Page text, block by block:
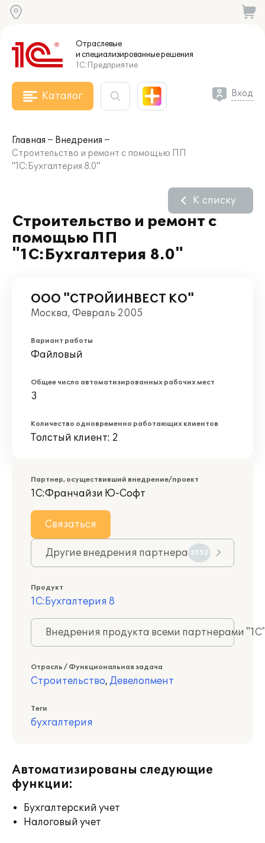
Отраслевые
и специализированныерешения
1С:Предприятие
Каталог Вход
Главная
Внедрения
Строительство и ремонт с помощью ПП
"1С:Бухгалтерия 8.0"
Строительство и ремонт с
помощью ПП
"1С:Бухгалтерия 8.0"
К списку
ООО "СТРОЙИНВЕСТ КО"
Москва, Февраль 2005
Вариант работы
Файловый
Общее число автоматизированных рабочих мест
3
Количество одновременно работающих клиентов
Толстый клиент: 2
Партнер, осуществивший внедрение/проект
1С:Франчайзи Ю-Софт
Связаться
Другие внедрения партнера 3552
Продукт
1С:Бухгалтерия 8
Внедрения продукта всеми партнерами
Отрасль / Функциональная задача
Строительство, Девелопмент
Теги
бухгалтерия
Автоматизированы следующие
функции:
Бухгалтерский учет
Налоговый учет